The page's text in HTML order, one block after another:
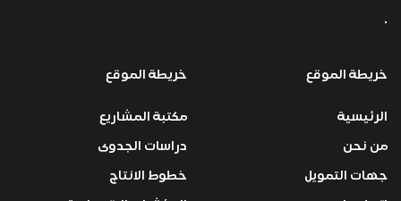
.
خريطة الموقع
الرئيسية
من نحن
جهات التمويل
خريطة الموقع
مكتبة المشاريع
دراسات الجدوى
خطوط الانتاج